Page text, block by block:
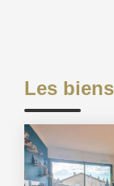
Les